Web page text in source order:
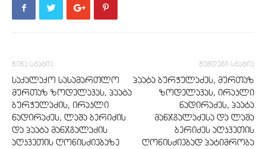
წინა სტატია
საქალაქო სასამართლო
მურთაზ ზოდელავას, პაატა
ბურჭულაძის, ირაკლი
ნადირაძეს, ლაშა ბერიძის
და პაატა მანჯგალაძის
აღკვეთის ღონისძიებაზე
შემდეგი სტატია
პაატა ბურჭულაძეს, მურთაზ
ზოდელავას, ირაკლი
ნადირაძეს, პაატა
მანჯგალაძესა და ლაშა
ბერიძეს აღკვეთის
ღონისძიებად პატიმრობა